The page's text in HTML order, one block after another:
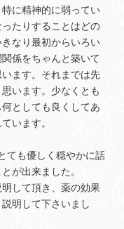
に精神的に弱ってい
たりすることはどの
なり最初からいろい
係をちゃんと築いて
ます。それまでは先
います。少なくとも
としても良くしてあ
います。
ても優しく穏やかに話
が出来ました。
して頂き、薬の効果
明して下さいまし